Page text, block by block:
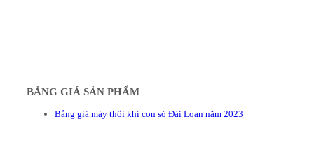
BẢNG GIÁ SẢN PHẨM
Bảng giá máy thổi khí con sò Đài Loan năm 2023